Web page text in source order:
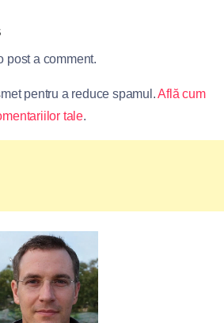
post a comment.
pentru a reduce spamul.Află cum
tale.